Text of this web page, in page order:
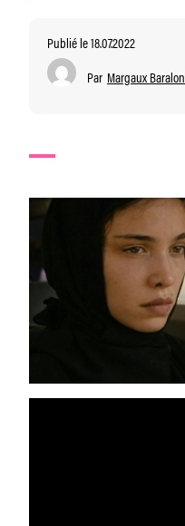
Publié le 18.07.2022
Par Margaux Baralon